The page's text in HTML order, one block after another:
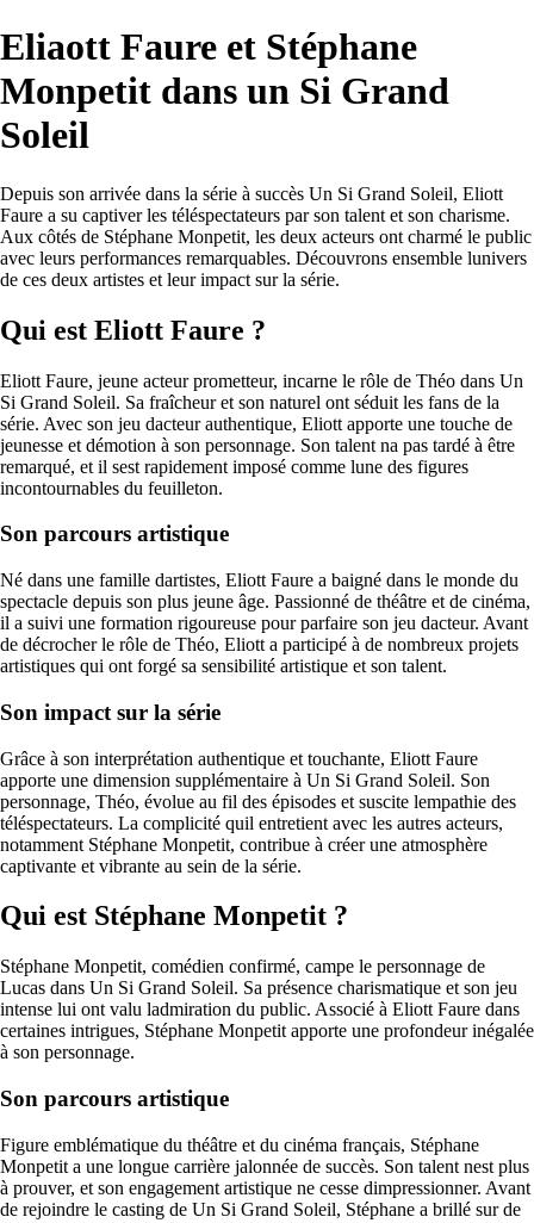
Eliaott Faure et Stéphane
Monpetit dans un Si Grand
Soleil
Depuis son arrivée dans la série à succès Un Si Grand Soleil, Eliott
Faure a su captiver les téléspectateurs par son talent et son charisme.
Aux côtés de Stéphane Monpetit, les deux acteurs ont charmé le public
avec leurs performances remarquables. Découvrons ensemble lunivers
de ces deux artistes et leur impact sur la série.
Qui est Eliott Faure ?
Eliott Faure, jeune acteur prometteur, incarne le rôle de Théo dans Un
Si Grand Soleil. Sa fraîcheur et son naturel ont séduit les fans de la
série. Avec son jeu dacteur authentique, Eliott apporte une touche de
jeunesse et démotion à son personnage. Son talent na pas tardé à être
remarqué, et il sest rapidement imposé comme lune des figures
incontournables du feuilleton.
Son parcours artistique
Né dans une famille dartistes, Eliott Faure a baigné dans le monde du
spectacle depuis son plus jeune âge. Passionné de théâtre et de cinéma,
il a suivi une formation rigoureuse pour parfaire son jeu dacteur. Avant
de décrocher le rôle de Théo, Eliott a participé à de nombreux projets
artistiques qui ont forgé sa sensibilité artistique et son talent.
Son impact sur la série
Grâce à son interprétation authentique et touchante, Eliott Faure
apporte une dimension supplémentaire à Un Si Grand Soleil. Son
personnage, Théo, évolue au fil des épisodes et suscite lempathie des
téléspectateurs. La complicité quil entretient avec les autres acteurs,
notamment Stéphane Monpetit, contribue à créer une atmosphère
captivante et vibrante au sein de la série.
Qui est Stéphane Monpetit ?
Stéphane Monpetit, comédien confirmé, campe le personnage de
Lucas dans Un Si Grand Soleil. Sa présence charismatique et son jeu
intense lui ont valu ladmiration du public. Associé à Eliott Faure dans
certaines intrigues, Stéphane Monpetit apporte une profondeur inégalée
à son personnage.
Son parcours artistique
Figure emblématique du théâtre et du cinéma français, Stéphane
Monpetit a une longue carrière jalonnée de succès. Son talent nest plus
à prouver, et son engagement artistique ne cesse dimpressionner. Avant
de rejoindre le casting de Un Si Grand Soleil, Stéphane a brillé sur de